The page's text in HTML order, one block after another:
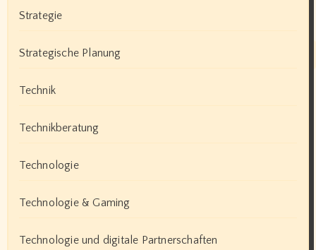
Strategie
Strategische Planung
Technik
Technikberatung
Technologie
Technologie & Gaming
Technologie und digitale Partnerschaften